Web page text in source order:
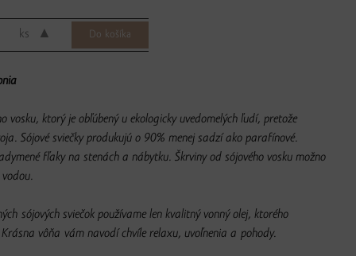
ks ▲
vosku, ktorý je obľúbený u ekologicky uvedomelých ľudí, pretože
Sójové sviečky produkujú o 90% menej sadzí ako parafínové.
fľaky na stenách a nábytku. Škrviny od sójového vosku možno
sójových sviečok používame len kvalitný vonný olej, ktorého
vôňa vám navodí chvíle relaxu, uvoľnenia a pohody.